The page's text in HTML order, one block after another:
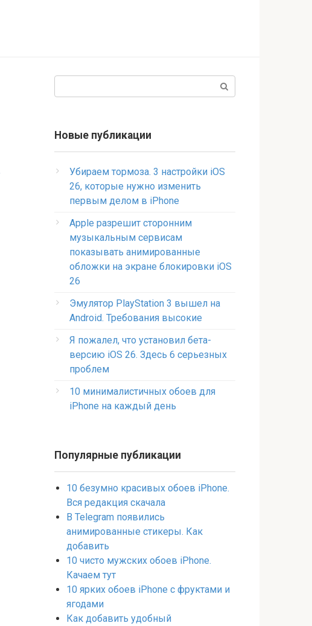
Новые публикации
Убираем тормоза. 3 настройки iOS
26, которые нужно изменить
первым делом в iPhone
Apple разрешит сторонним
музыкальным сервисам
показывать анимированные
обложки на экране блокировки iOS
26
Эмулятор PlayStation 3 вышел на
Android. Требования высокие
Я пожалел, что установил бета-
версию iOS 26. Здесь 6 серьезных
проблем
10 минималистичных обоев для
iPhone на каждый день
Популярные публикации
10 безумно красивых обоев iPhone.
Вся редакция скачала
В Telegram появились
анимированные стикеры. Как
добавить
10 чисто мужских обоев iPhone.
Качаем тут
10 ярких обоев iPhone с фруктами и
ягодами
Как добавить удобный